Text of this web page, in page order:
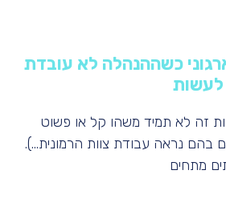
כשההנהלה לא עובדת
לעשות
זה לא תמיד משהו קל או פשוט
בהם נראה עבודת צוות הרמונית…).
מתחים